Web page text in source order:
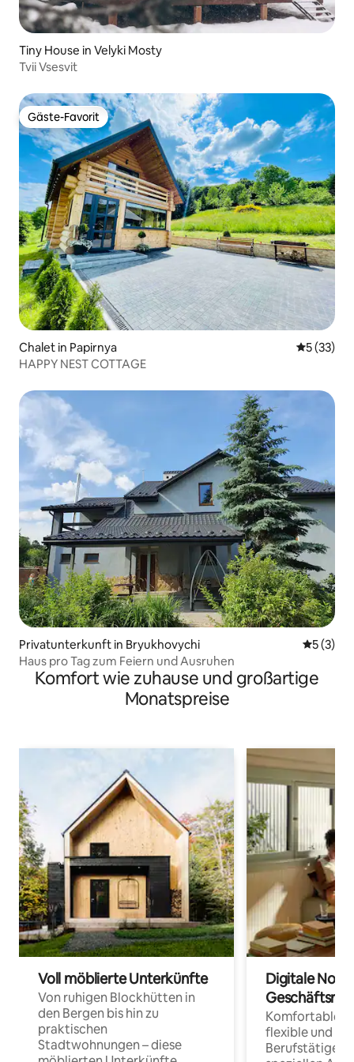
Tiny House in Velyki Mosty
Tvii Vsesvit
Gäste-Favorit
Gäste-Favorit
Chalet in Papirnya
5 (33)
HAPPY NEST COTTAGE
Privatunterkunft in Bryukhovychi
5 (3)
Haus pro Tag zum Feiern und Ausruhen
Komfort wie zuhause und großartige
Monatspreise
Voll möblierte Unterkünfte
Von ruhigen Blockhütten in
den Bergen bis hin zu
praktischen
Stadtwohnungen – diese
Digitale
Komfortable
flexible und
Berufstätige